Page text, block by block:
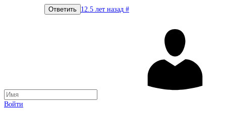
Ответить 12.5 лет назад #
Войти